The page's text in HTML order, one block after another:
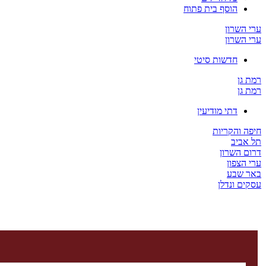
הוסף בית פתוח
ערי השרון
ערי השרון
חדשות סיטי
רמת גן
רמת גן
דתי מודיעין
חיפה והקריות
תל אביב
דרום השרון
ערי הצפון
באר שבע
עסקים ונדלן